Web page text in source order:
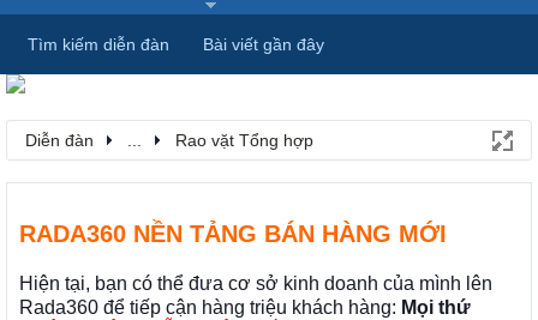
Diễn đàn Rao vặt Tổng hợp
RADA360 NỀN TẢNG BÁN HÀNG MỚI
Hiện tại, bạn có thể đưa cơ sở kinh doanh của mình lên
Rada360 để tiếp cận hàng triệu khách hàng: Mọi thứ
Tìm kiếm diễn đàn Bài viết gần đây